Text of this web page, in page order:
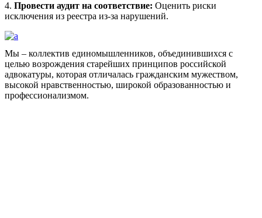
4. Провести аудит на соответствие: Оценить риски
исключения из реестра из-за нарушений.
Мы – коллектив единомышленников, объединившихся с
целью возрождения старейших принципов российской
адвокатуры, которая отличалась гражданским мужеством,
высокой нравственностью, широкой образованностью и
профессионализмом.